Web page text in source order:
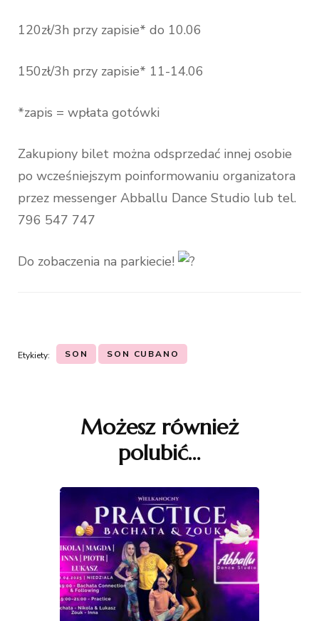
120zł/3h przy zapisie* do 10.06
150zł/3h przy zapisie* 11-14.06
*zapis = wpłata gotówki
Zakupiony bilet można odsprzedać innej osobie
po wcześniejszym poinformowaniu organizatora
przez messenger Abballu Dance Studio lub tel.
796 547 747
Do zobaczenia na parkiecie!
Etykiety: SON SON CUBANO
Możesz również
polubić…